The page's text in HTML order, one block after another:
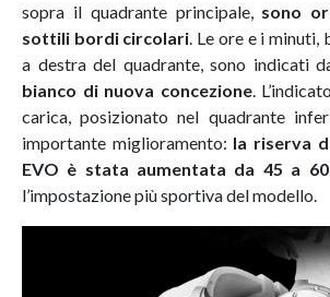
sopra il quadrante principale, sono
sottili bordi circolari. Le ore e i minuti,
a destra del quadrante, sono indicati
bianco di nuova concezione.
carica, posizionato nel quadrante
importante miglioramento: la riserva
EVO è stata aumentata da 45 a
l’impostazione più sportiva del modello.